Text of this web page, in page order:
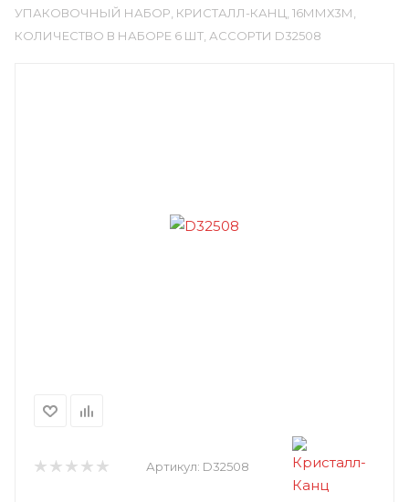
УПАКОВОЧНЫЙ НАБОР, КРИСТАЛЛ-КАНЦ, 16ММХ3М,
КОЛИЧЕСТВО В НАБОРЕ 6 ШТ, АССОРТИ D32508
Артикул: D32508